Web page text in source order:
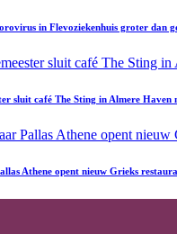
in Flevoziekenhuis groter dan
sluit café The Sting in Almere Haven
Athene opent nieuw Grieks